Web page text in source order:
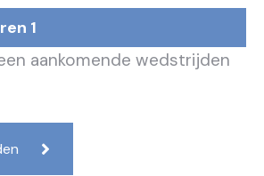
1
aankomende wedstrijden